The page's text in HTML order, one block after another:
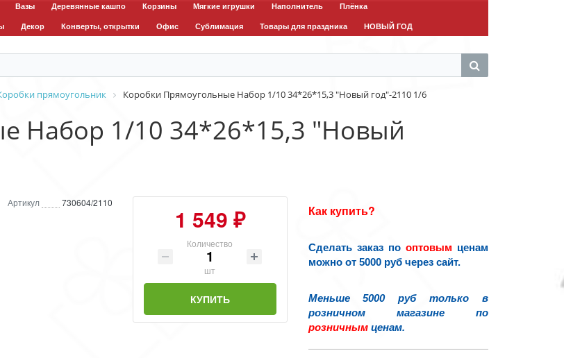
Вазы Деревянные кашпо Корзины Мягкие игрушки Наполнитель
Плёнка
Декор Конверты, открытки Офис Сублимация Товары для праздника НОВЫЙ ГОД
прямоугольник Коробки Прямоугольные Набор 1/10 34*26*15,3 "Новый год"-2110 1/6
Набор 1/10 34*26*15,3 "Новый
Артикул 730604/2110
1 549 ₽
Количество
шт
КУПИТЬ
Как купить?
Сделать заказ по оптовым ценам
можно от 5000 руб через сайт.
Меньше 5000 руб только в
розничном магазине по
розничнымценам.